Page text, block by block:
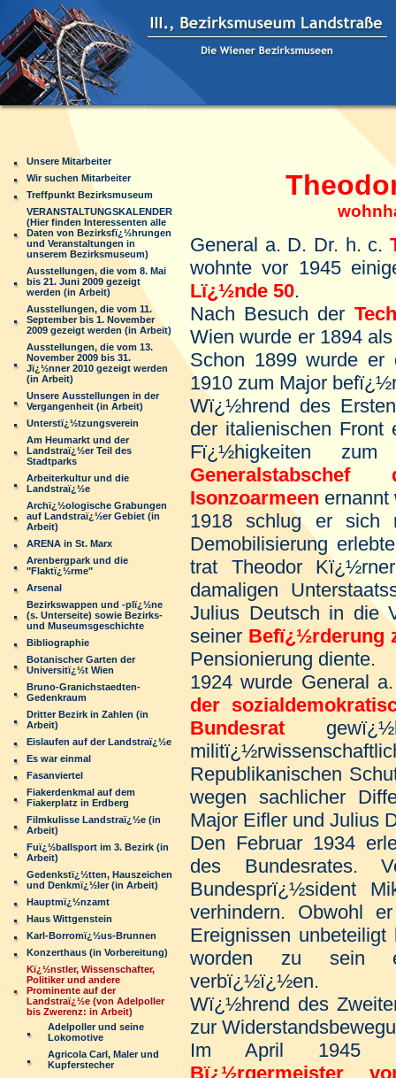
Unsere Mitarbeiter
Wir suchen Mitarbeiter
Treffpunkt Bezirksmuseum
VERANSTALTUNGSKALENDER
(Hier finden Interessenten alle
Daten von Bezirksfï¿½hrungen
und Veranstaltungen in
unserem Bezirksmuseum)
Ausstellungen, die vom 8. Mai
bis 21. Juni 2009 gezeigt
werden (in Arbeit)
Ausstellungen, die vom 11.
September bis 1. November
2009 gezeigt werden (in Arbeit)
Ausstellungen, die vom 13.
November 2009 bis 31.
Jï¿½nner 2010 gezeigt werden
(in Arbeit)
Unsere Ausstellungen in der
Vergangenheit (in Arbeit)
Unterstï¿½tzungsverein
Am Heumarkt und der
Landstraï¿½er Teil des
Stadtparks
Arbeiterkultur und die
Landstraï¿½e
Archï¿½ologische Grabungen
auf Landstraï¿½er Gebiet (in
Arbeit)
ARENA in St. Marx
Arenbergpark und die
"Flaktï¿½rme"
Arsenal
Bezirkswappen und -plï¿½ne
(s. Unterseite) sowie Bezirks-
und Museumsgeschichte
Bibliographie
Botanischer Garten der
Universitï¿½t Wien
Bruno-Granichstaedten-
Gedenkraum
Dritter Bezirk in Zahlen (in
Arbeit)
Eislaufen auf der Landstraï¿½e
Es war einmal
Fasanviertel
Fiakerdenkmal auf dem
Fiakerplatz in Erdberg
Filmkulisse Landstraï¿½e (in
Arbeit)
Fuï¿½ballsport im 3. Bezirk (in
Arbeit)
Gedenkstï¿½tten, Hauszeichen
und Denkmï¿½ler (in Arbeit)
Hauptmï¿½nzamt
Haus Wittgenstein
Karl-Borromï¿½us-Brunnen
Konzerthaus (in Vorbereitung)
Kï¿½nstler, Wissenschafter,
Politiker und andere
Prominente auf der
Landstraï¿½e (von Adelpoller
bis Zwerenz: in Arbeit)
Adelpoller und seine
Lokomotive
Agricola Carl, Maler und
Kupferstecher
Theodor
wohnhaft
General a. D. Dr. h. c.
wohnte vor 1945
Lï¿½nde 50.
Nach Besuch der
Wien wurde er 1894
Schon 1899 wurde er
1910 zum Major
Wï¿½hrend des
der italienischen Front
Fï¿½higkeiten
Isonzoarmeen ernannt
1918 schlug er sich
Demobilisierung
trat Theodor
damaligen
Julius Deutsch in die
seiner Befï¿½rderung
Pensionierung diente.
1924 wurde General
der
Bundesrat
Republikanischen
wegen sachlicher
Major Eifler und Julius
Den Februar 1934
des Bundesrates.
Bundesprï¿½sident
verhindern. Obwohl
Ereignissen
worden zu sein
verbï¿½ï¿½en.
Wï¿½hrend des
zur
Im April 1945
Bï¿½rgermeister